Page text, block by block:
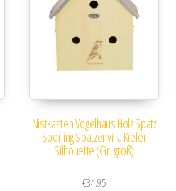
Nistkasten Vogelhaus Holz Spatz
Sperling Spatzenvilla Kiefer
Silhouette (Gr. groß)
€34.95